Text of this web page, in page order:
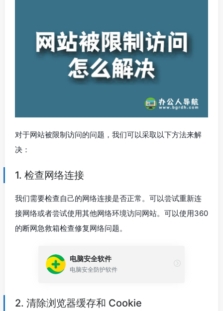
对于网站被限制访问的问题，我们可以采取以下方法来解
决：
1. 检查网络连接
我们需要检查自己的网络连接是否正常。可以尝试重新连
接网络或者尝试使用其他网络环境访问网站。可以使用360
的断网急救箱检查修复网络问题。
电脑安全软件
电脑安全防护软件
2. 清除浏览器缓存和 Cookie